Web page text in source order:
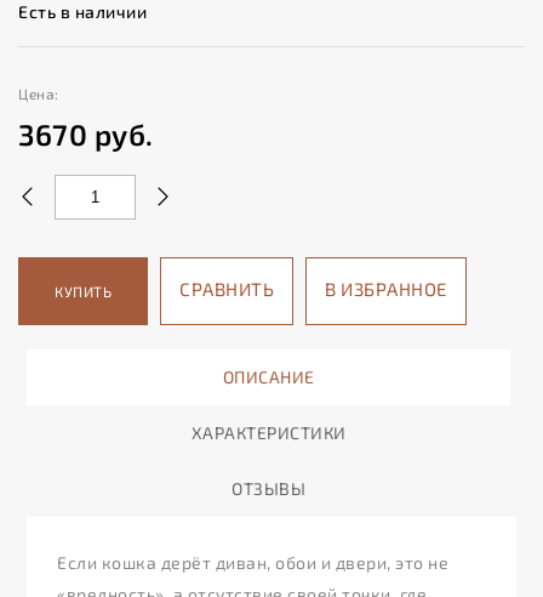
Есть в наличии
Цена:
3670 руб.
КУПИТЬ СРАВНИТЬ В ИЗБРАННОЕ
ОПИСАНИЕ
ХАРАКТЕРИСТИКИ
ОТЗЫВЫ
Если кошка дерёт диван, обои и двери, это не